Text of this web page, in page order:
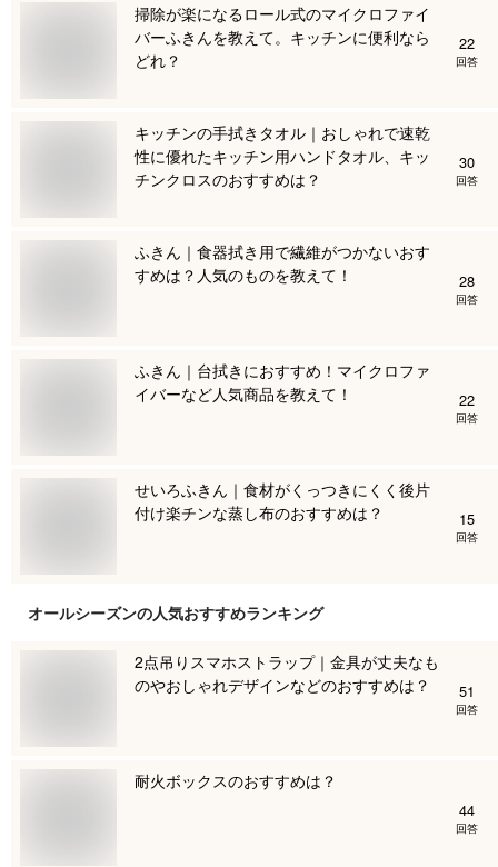
掃除が楽になるロール式のマイクロファイ
バーふきんを教えて。キッチンに便利なら
どれ？
22
回答
キッチンの手拭きタオル｜おしゃれで速乾
性に優れたキッチン用ハンドタオル、キッ
チンクロスのおすすめは？
30
回答
ふきん｜食器拭き用で繊維がつかないおす
すめは？人気のものを教えて！
28
回答
ふきん｜台拭きにおすすめ！マイクロファ
イバーなど人気商品を教えて！
22
回答
せいろふきん｜食材がくっつきにくく後片
付け楽チンな蒸し布のおすすめは？
15
回答
オールシーズンの人気おすすめランキング
2点吊りスマホストラップ｜金具が丈夫なも
のやおしゃれデザインなどのおすすめは？
51
回答
耐火ボックスのおすすめは？
44
回答